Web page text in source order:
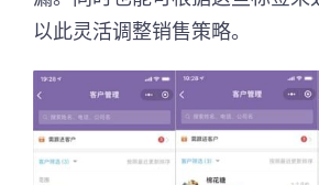
以此灵活调整销售策略。